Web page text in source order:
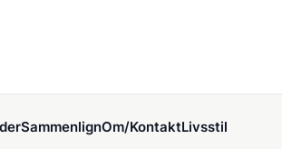
SammenlignOm/KontaktLivsstil